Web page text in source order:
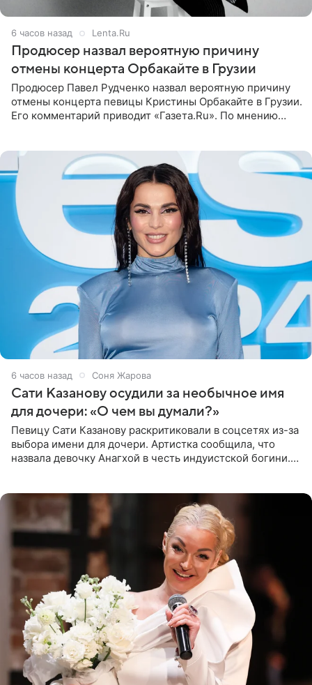
6 часов назад Lenta.Ru
Продюсер назвал вероятную причину
отмены концерта Орбакайте в Грузии
Продюсер Павел Рудченко назвал вероятную причину
отмены концерта певицы Кристины Орбакайте в Грузии.
Его комментарий приводит «Газета.Ru». По мнению
6 часов назад Соня Жарова
Сати Казанову осудили за необычное имя
для дочери: «О чем вы думали?»
Певицу Сати Казанову раскритиковали в соцсетях из-за
выбора имени для дочери. Артистка сообщила, что
назвала девочку Анагхой в честь индуистской богини.